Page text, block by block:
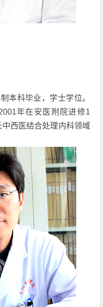
本科毕业，学士学位。
年在安医附院进修1
西医结合处理内科领域